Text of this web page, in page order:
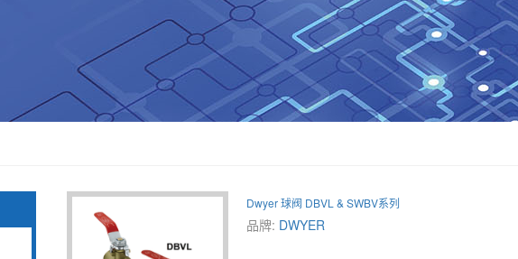
Dwyer 球阀 DBVL & SWBV系列
品牌: DWYER